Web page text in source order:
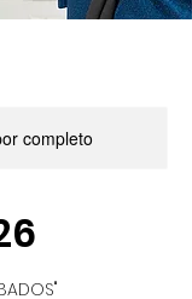
completo